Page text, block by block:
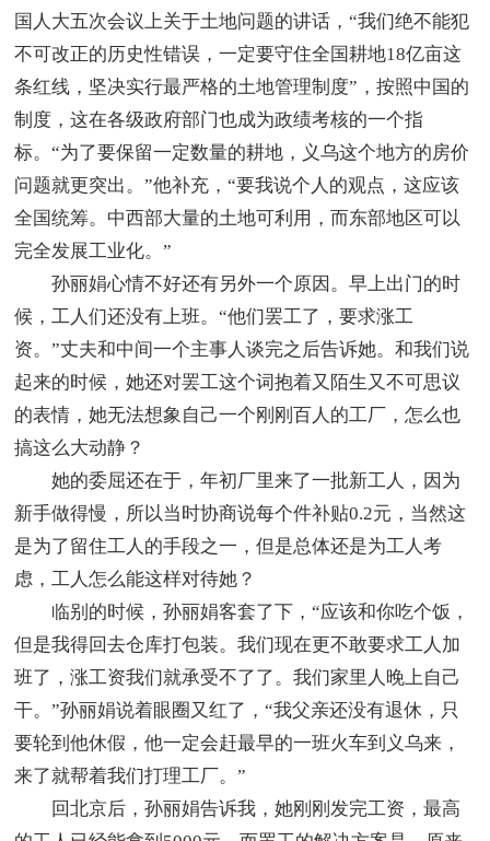
国人大五次会议上关于土地问题的讲话，“我们绝不能犯
不可改正的历史性错误，一定要守住全国耕地18亿亩这
条红线，坚决实行最严格的土地管理制度”，按照中国的
制度，这在各级政府部门也成为政绩考核的一个指
标。“为了要保留一定数量的耕地，义乌这个地方的房价
问题就更突出。”他补充，“要我说个人的观点，这应该
全国统筹。中西部大量的土地可利用，而东部地区可以
完全发展工业化。”
孙丽娟心情不好还有另外一个原因。早上出门的时
候，工人们还没有上班。“他们罢工了，要求涨工
资。”丈夫和中间一个主事人谈完之后告诉她。和我们说
起来的时候，她还对罢工这个词抱着又陌生又不可思议
的表情，她无法想象自己一个刚刚百人的工厂，怎么也
搞这么大动静？
她的委屈还在于，年初厂里来了一批新工人，因为
新手做得慢，所以当时协商说每个件补贴0.2元，当然这
是为了留住工人的手段之一，但是总体还是为工人考
虑，工人怎么能这样对待她？
临别的时候，孙丽娟客套了下，“应该和你吃个饭，
但是我得回去仓库打包装。我们现在更不敢要求工人加
班了，涨工资我们就承受不了了。我们家里人晚上自己
干。”孙丽娟说着眼圈又红了，“我父亲还没有退休，只
要轮到他休假，他一定会赶最早的一班火车到义乌来，
来了就帮着我们打理工厂。”
回北京后，孙丽娟告诉我，她刚刚发完工资，最高